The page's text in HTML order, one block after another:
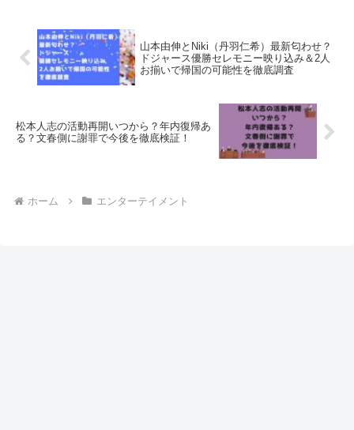
山本由伸とNiki（丹羽仁希）最新匂わせ？
ドジャース優勝セレモニー映り込み＆2人
お揃いで帰国の可能性を徹底調査
松本人志の活動再開いつから？年内復帰あ
る？文春側に謝罪で今後を徹底検証！
ホーム エンターテイメント